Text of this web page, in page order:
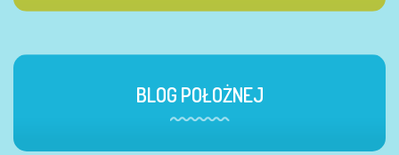
BLOG POŁOŻNEJ